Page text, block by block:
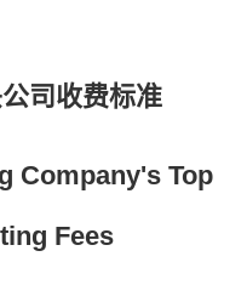
司收费标准
Company's Top
Fees